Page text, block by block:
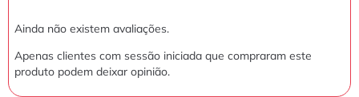
Ainda não existem avaliações.
Apenas clientes com sessão iniciada que compraram este
produto podem deixar opinião.